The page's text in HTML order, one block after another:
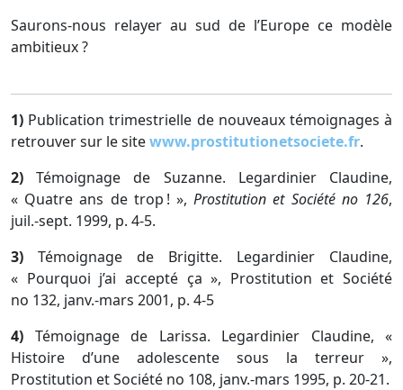
Saurons-nous relayer au sud de l’Europe ce modèle
ambitieux ?
1) Publication trimestrielle de nouveaux témoignages à
retrouver sur le sitewww.prostitutionetsociete.fr.
2) Témoignage de Suzanne. Legardinier Claudine,
« Quatre ans de trop ! »,Prostitution et Société no 126,
juil.-sept. 1999, p. 4-5.
3) Témoignage de Brigitte. Legardinier Claudine,
« Pourquoi j’ai accepté ça », Prostitution et Société
no 132, janv.-mars 2001, p. 4-5
4) Témoignage de Larissa. Legardinier Claudine, «
Histoire d’une adolescente sous la terreur »,
Prostitution et Société no 108, janv.-mars 1995, p. 20-21.